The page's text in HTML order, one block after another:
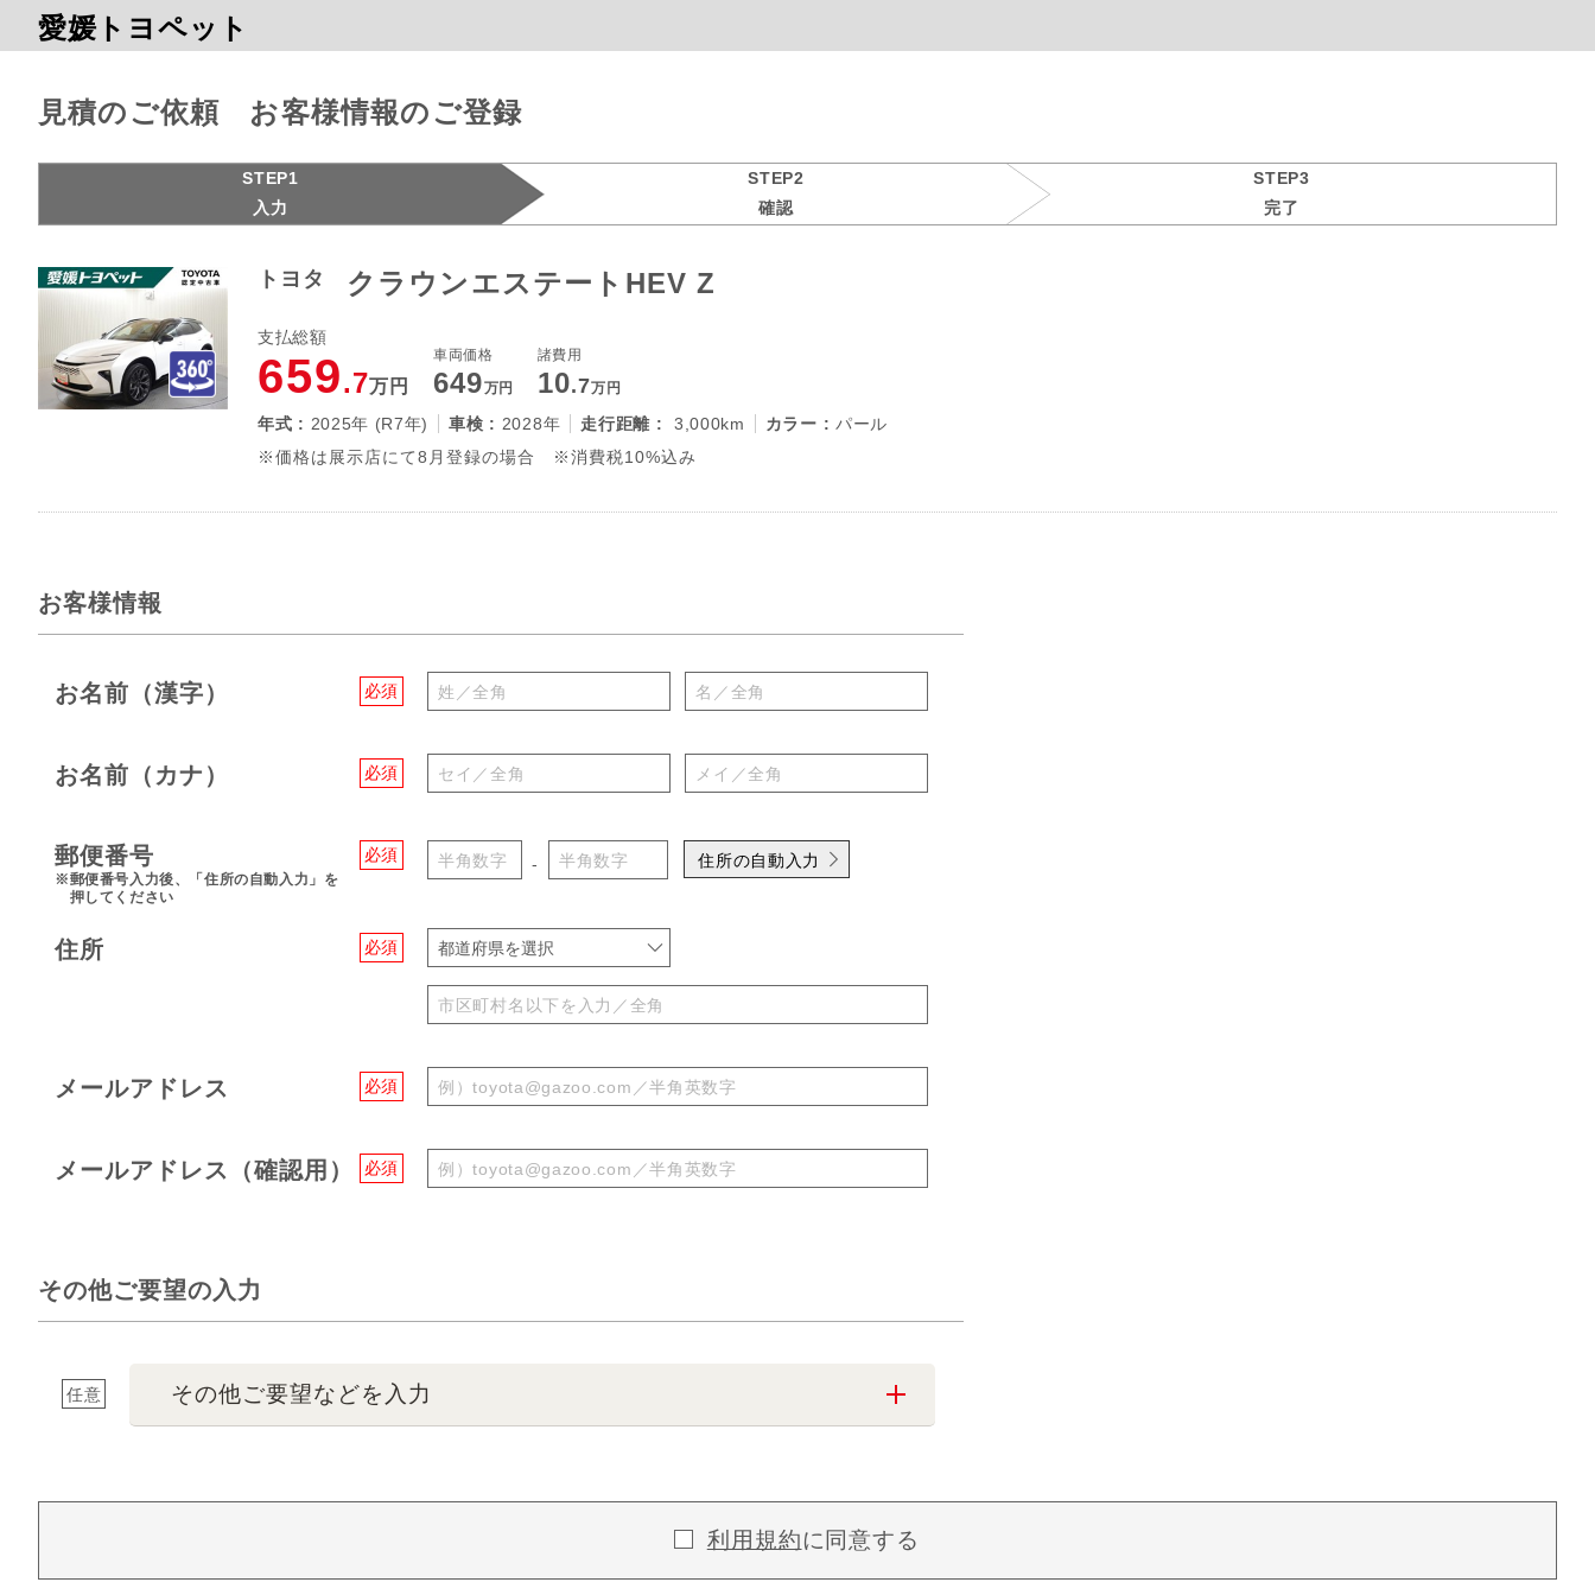
愛媛トヨペット
見積のご依頼 お客様情報のご登録
STEP1
入力
STEP2
確認
STEP3
完了
トヨタ クラウンエステートHEV Z
支払総額
659.7万円
車両価格
649万円
諸費用
10.7万円
年式 : 2025年 (R7年) 車検 : 2028年 走行距離 : 3,000km カラー : パール
※価格は展示店にて8月登録の場合 ※消費税10%込み
お客様情報
必須
お名前（漢字）
必須
お名前（カナ）
必須
郵便番号
※郵便番号入力後、「住所の自動入力」を
押してください
- 住所の自動入力
必須
住所 都道府県を選択
必須
メールアドレス
必須
メールアドレス（確認用）
その他ご要望の入力
任意 その他ご要望などを入力
利用規約に同意する